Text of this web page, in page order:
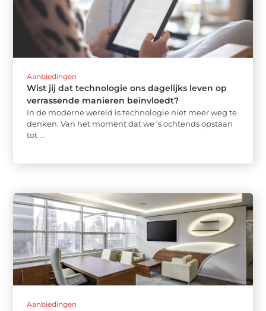
Aanbiedingen
Wist jij dat technologie ons dagelijks leven op
verrassende manieren beïnvloedt?
In de moderne wereld is technologie niet meer weg te
denken. Van het moment dat we ’s ochtends opstaan
tot ...
Aanbiedingen